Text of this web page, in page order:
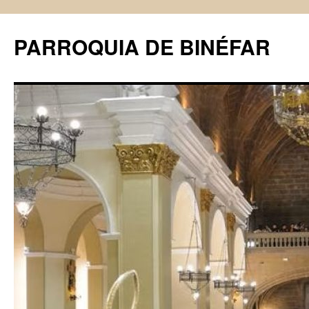
PARROQUIA DE BINÉFAR